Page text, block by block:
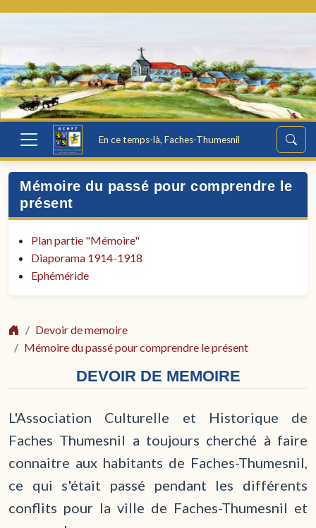
En ce temps-là, Faches-Thumesnil
Mémoire du passé pour comprendre le
présent
Plan partie "Mémoire"
Diaporama 1914-1918
Ephéméride
Devoir de memoire
Mémoire du passé pour comprendre le présent
DEVOIR DE MEMOIRE
L'Association Culturelle et Historique de
Faches Thumesnil a toujours cherché à faire
connaitre aux habitants de Faches-Thumesnil,
ce qui s'était passé pendant les différents
conflits pour la ville de Faches-Thumesnil et